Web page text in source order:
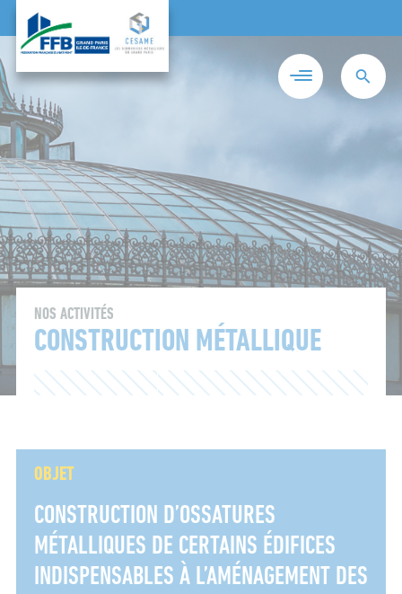
NOS ACTIVITÉS
CONSTRUCTION MÉTALLIQUE
OBJET
CONSTRUCTION D’OSSATURES
MÉTALLIQUES DE CERTAINS ÉDIFICES
INDISPENSABLES À L’AMÉNAGEMENT DES